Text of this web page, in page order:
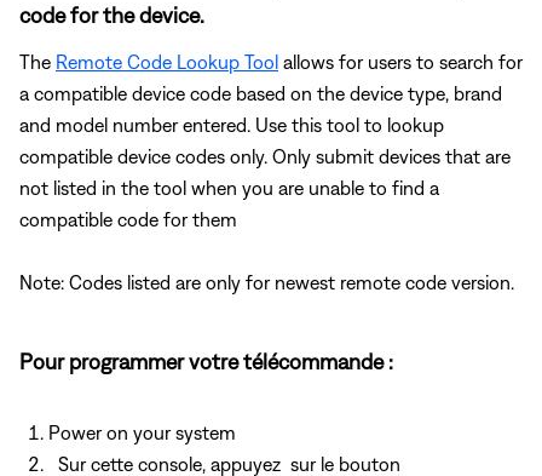
code for the device.
The Remote Code Lookup Tool allows for users to search for
a compatible device code based on the device type, brand
and model number entered. Use this tool to lookup
compatible device codes only. Only submit devices that are
not listed in the tool when you are unable to find a
compatible code for them
Note: Codes listed are only for newest remote code version.
Pour programmer votre télécommande :
Power on your system
Sur cette console, appuyez sur le bouton